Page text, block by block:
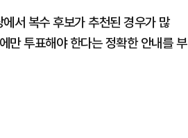
서 복수 후보가 추천된 경우가 많
만 투표해야 한다는 정확한 안내를 부